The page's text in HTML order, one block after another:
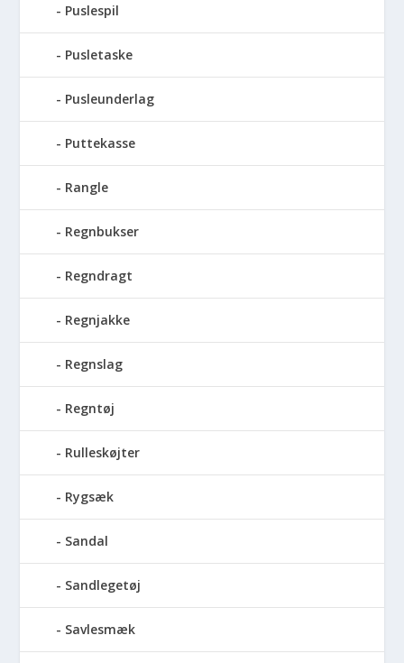
Puslespil
Pusletaske
Pusleunderlag
Puttekasse
Rangle
Regnbukser
Regndragt
Regnjakke
Regnslag
Regntøj
Rulleskøjter
Rygsæk
Sandal
Sandlegetøj
Savlesmæk